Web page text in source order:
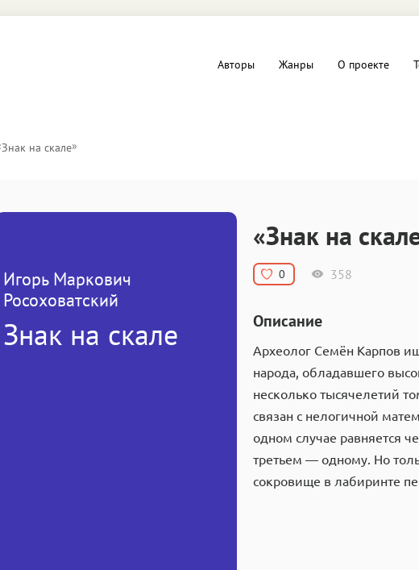
Драматургия
Компьютеры и Интернет
Фольклор
Авторы Жанры О проекте
Знак на скале»
Игорь Маркович
Росоховатский
Знак на скале
«Знак на
0 358
Описание
Археолог Семён Карпов
народа, обладавшего
несколько тысячелетий
связан с нелогичной
одном случае равняется
третьем — одному. Но
сокровище в лабиринте